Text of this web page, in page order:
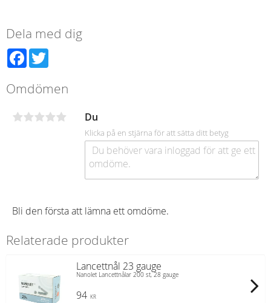
Dela med dig
Facebook
Omdömen
Du
Klicka på en stjärna för att sätta ditt betyg
Bli den första att lämna ett omdöme.
Relaterade produkter
Lancettnål 23 gauge
Nanolet Lancettnålar 200 st, 28 gauge
94 KR